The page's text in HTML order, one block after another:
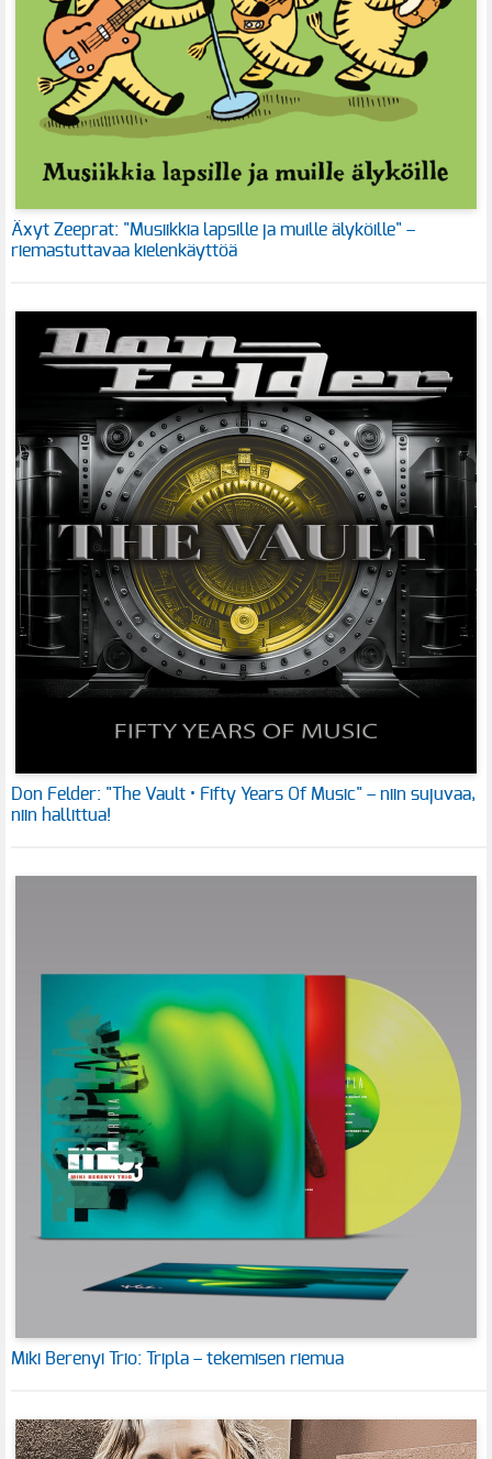
Äxyt Zeeprat: "Musiikkia lapsille ja muille älyköille" –
riemastuttavaa kielenkäyttöä
Don Felder: "The Vault • Fifty Years Of Music" – niin sujuvaa,
niin hallittua!
Miki Berenyi Trio: Tripla – tekemisen riemua